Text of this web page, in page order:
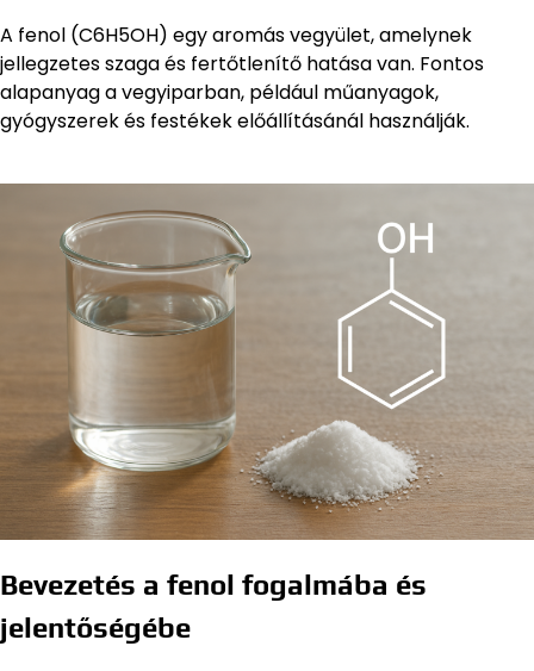
A fenol (C6H5OH) egy aromás vegyület, amelynek
jellegzetes szaga és fertőtlenítő hatása van. Fontos
alapanyag a vegyiparban, például műanyagok,
gyógyszerek és festékek előállításánál használják.
Bevezetés a fenol fogalmába és
jelentőségébe